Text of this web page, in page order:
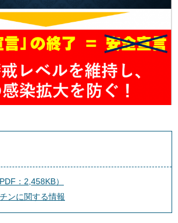
：2,458KB）
ンに関する情報